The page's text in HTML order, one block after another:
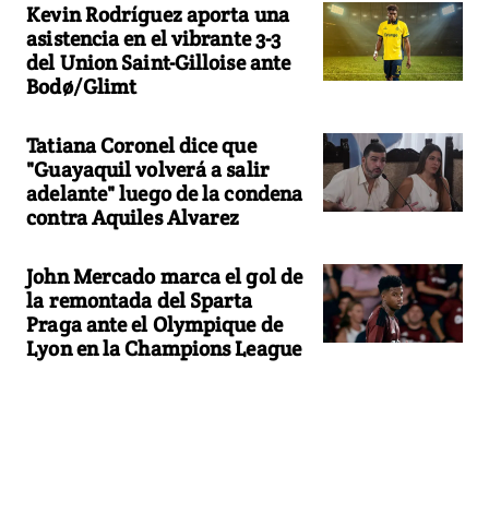
Kevin Rodríguez aporta una
asistencia en el vibrante 3-3
del Union Saint-Gilloise ante
Bodø/Glimt
Tatiana Coronel dice que
"Guayaquil volverá a salir
adelante" luego de la condena
contra Aquiles Alvarez
John Mercado marca el gol de
la remontada del Sparta
Praga ante el Olympique de
Lyon en la Champions League